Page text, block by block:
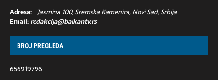
Adresa: Jasmina 100, Sremska Kamenica, Novi Sad, Srbija
Email:redakcija@balkantv.rs
BROJ PREGLEDA
656919796